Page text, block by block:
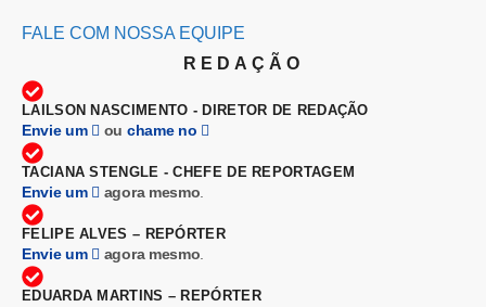
FALE COM NOSSA EQUIPE
REDAÇÃO
LAILSON NASCIMENTO - DIRETOR DE REDAÇÃO
Envie um ou chame no
TACIANA STENGLE - CHEFE DE REPORTAGEM
Envie um agora mesmo
FELIPE ALVES – REPÓRTER
Envie um agora mesmo
EDUARDA MARTINS – REPÓRTER